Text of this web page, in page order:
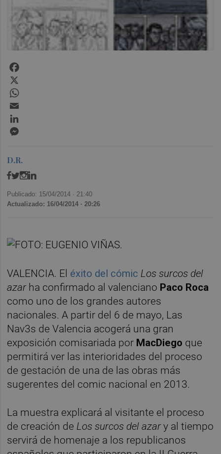
D.R.
Publicado: 15/04/2014 · 21:40
Actualizado: 16/04/2014 · 20:26
VALENCIA. El éxito del cómic Los surcos del
azarha confirmado al valenciano Paco Roca
como uno de los grandes autores
nacionales. A partir del 6 de mayo, Las
Nav3s de Valencia acogerá una gran
exposición comisariada por MacDiego que
permitirá ver las interioridades del proceso
de gestación de una de las obras más
sugerentes del comic nacional en 2013.
La muestra explicará al visitante el proceso
de creación de Los surcos del azary al tiempo
servirá de homenaje a los republicanos